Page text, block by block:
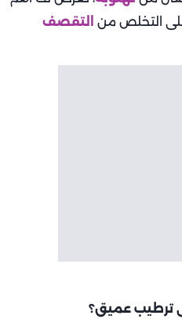
التخلص من
التقصف
ترطيب عميق؟